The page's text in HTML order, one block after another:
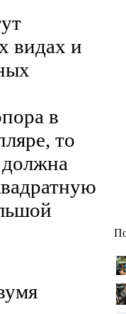
видах и
в
то